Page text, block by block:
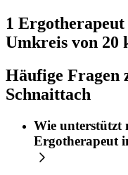
1 Ergotherapeut
Umkreis von 20
Häufige Fragen
Schnaittach
Wie unterstützt
Ergotherapeut